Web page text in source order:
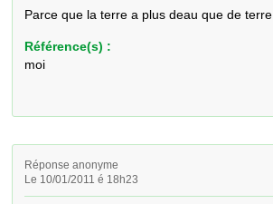
Parce que la terre a plus deau que de terre
Référence(s) :
moi
Réponse anonyme
Le 10/01/2011 é 18h23